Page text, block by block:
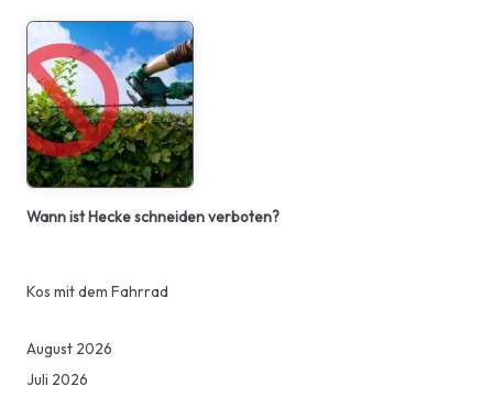
Wann ist Hecke schneiden verboten?
Kos mit dem Fahrrad
August 2026
Juli 2026